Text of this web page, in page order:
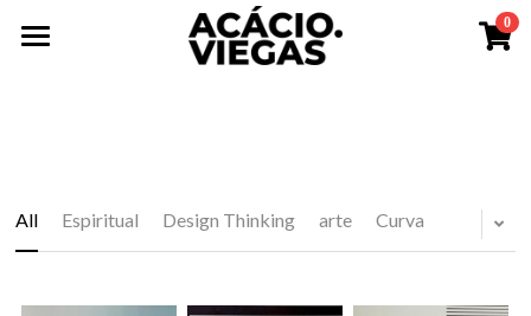
0
Exhibitions
Design Studio
All Espiritual Design Thinking arte Curva
×
STORE CATEGORIES